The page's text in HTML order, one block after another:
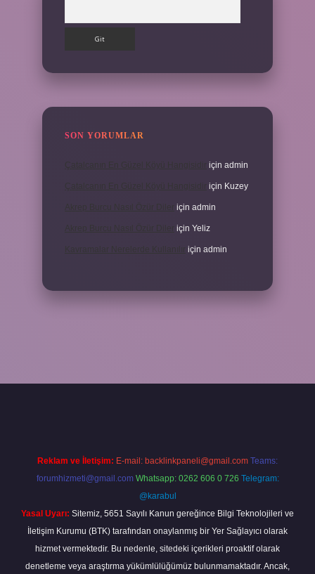
SON YORUMLAR
için admin
için Kuzey
Akrep Burcu Nasıl Özür Diler için admin
Akrep Burcu Nasıl Özür Diler için Yeliz
için admin
Reklam ve İletişim: E-mail: backlinkpaneli@gmail.com Teams:
forumhizmeti@gmail.com Whatsapp: 0262 606 0 726 Telegram:
@karabul
Yasal Uyarı: Sitemiz, 5651 Sayılı Kanun gereğince Bilgi Teknolojileri ve
İletişim Kurumu (BTK) tarafından onaylanmış bir Yer Sağlayıcı olarak
hizmet vermektedir. Bu nedenle, sitedeki içerikleri proaktif olarak
denetleme veya araştırma yükümlülüğümüz bulunmamaktadır. Ancak,